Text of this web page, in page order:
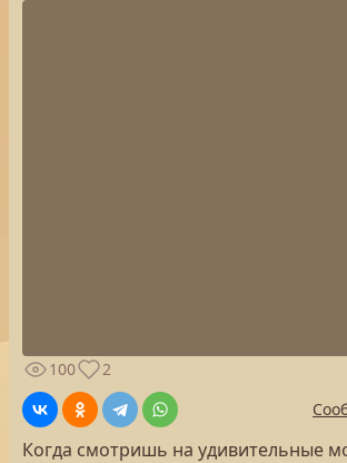
100
2
Когда смотришь на удивительные